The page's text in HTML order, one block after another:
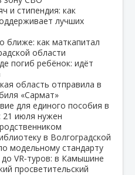
и стипендия: как
лучших
ближе: как маткапитал
области
погиб ребёнок: идёт
область отправила в
«Сармат»
для единого пособия в
21 июля нужен
в Волгоградской
модельному стандарту
VR‑туров: в Камышине
просветительский